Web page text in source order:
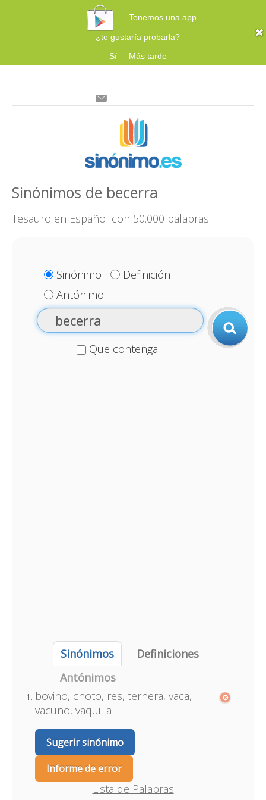
Tenemos una app
¿te gustaría probarla?
Sí
Más tarde
Sinónimos de becerra
Tesauro en Español con 50.000 palabras
Sinónimo
Definición
Antónimo
Que contenga
Sinónimos
Definiciones
Antónimos
bovino, choto, res, ternera, vaca,
vacuno, vaquilla
Sugerir sinónimo
Informe de error
Lista de Palabras